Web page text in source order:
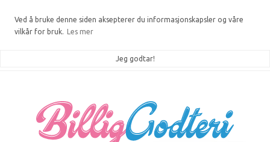
Ved å bruke denne siden aksepterer du informasjonskapsler og våre
vilkår for bruk.
Les mer
Jeg godtar!